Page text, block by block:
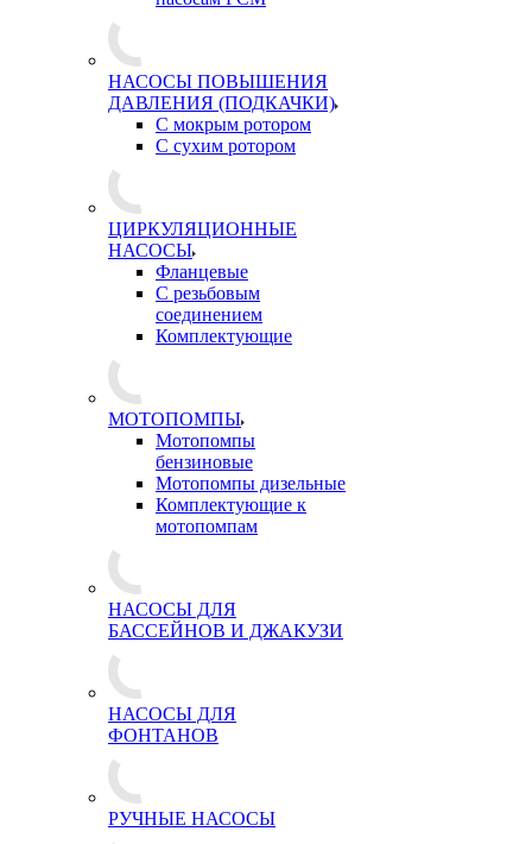
НАСОСЫ ПОВЫШЕНИЯ
ДАВЛЕНИЯ (ПОДКАЧКИ)
С мокрым ротором
С сухим ротором
ЦИРКУЛЯЦИОННЫЕ
НАСОСЫ
Фланцевые
С резьбовым
соединением
Комплектующие
МОТОПОМПЫ
Мотопомпы
бензиновые
Мотопомпы дизельные
Комплектующие к
мотопомпам
НАСОСЫ ДЛЯ
БАССЕЙНОВ И ДЖАКУЗИ
НАСОСЫ ДЛЯ
ФОНТАНОВ
РУЧНЫЕ НАСОСЫ